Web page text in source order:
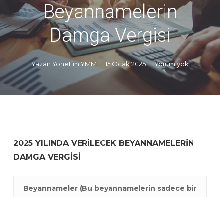
Beyannamelerin
Damga Vergisi
Yazan Yönetim YMM 15 Ocak 2025 Yorum yok
2025 YILINDA VERİLECEK BEYANNAMELERİN
DAMGA VERGİSİ
Beyannameler (Bu beyannamelerin sadece bir